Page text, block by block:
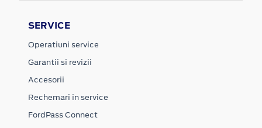
SERVICE
Operatiuni service
Garantii si revizii
Accesorii
Rechemari in service
FordPass Connect